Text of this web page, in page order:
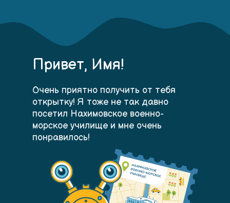
Привет, Имя!
Очень приятно получить от тебя
открытку! Я тоже не так давно
посетил Нахимовское военно-
морское училище и мне очень
понравилось!